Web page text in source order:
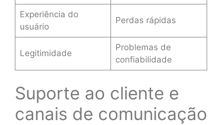
Experiência do
usuário
Perdas rápidas
Legitimidade
Problemas de
confiabilidade
Suporte ao cliente e
canais de comunicação